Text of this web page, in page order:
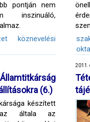
pontján nem
inszinuáló,
köznevelési
(6.)
készített
általa az
2011.